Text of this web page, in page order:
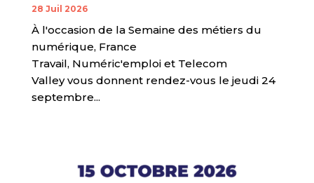
28 Juil 2026
À l'occasion de la Semaine des métiers du
numérique, France
Travail, Numéric'emploi et Telecom
Valley vous donnent rendez-vous le jeudi 24
septembre...